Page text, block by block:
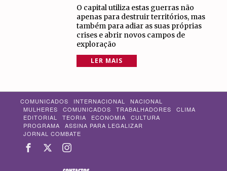
O capital utiliza estas guerras não
apenas para destruir territórios, mas
também para adiar as suas próprias
crises e abrir novos campos de
exploração
LER MAIS
COMUNICADOS INTERNACIONAL
NACIONAL
MULHERES
COMUNICADOS TRABALHADORES
CLIMA
EDITORIAL
TEORIA ECONOMIA
CULTURA
PROGRAMA
ASSINA PARA LEGALIZAR
JORNAL COMBATE